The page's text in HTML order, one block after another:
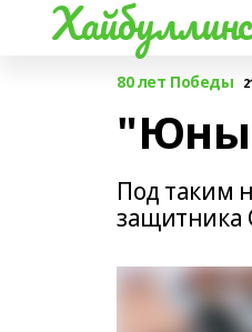
80 лет Победы
Под таким
защитника